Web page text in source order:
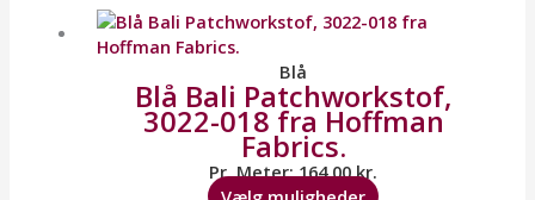
Blå
Blå Bali Patchworkstof,
3022-018 fra Hoffman
Fabrics.
Pr. Meter:164,00kr.
vare
varianter.
Mulighederne
på